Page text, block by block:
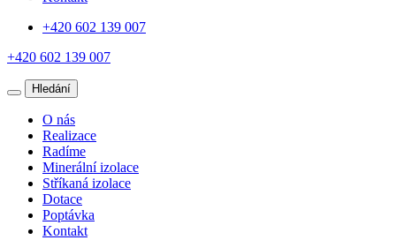
+420 602 139 007
+420 602 139 007
Hledání
O nás
Realizace
Radíme
Minerální izolace
Stříkaná izolace
Dotace
Poptávka
Kontakt